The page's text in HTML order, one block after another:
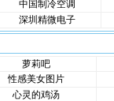
中国制冷空调
深圳精微电子
萝莉吧
性感美女图片
心灵的鸡汤